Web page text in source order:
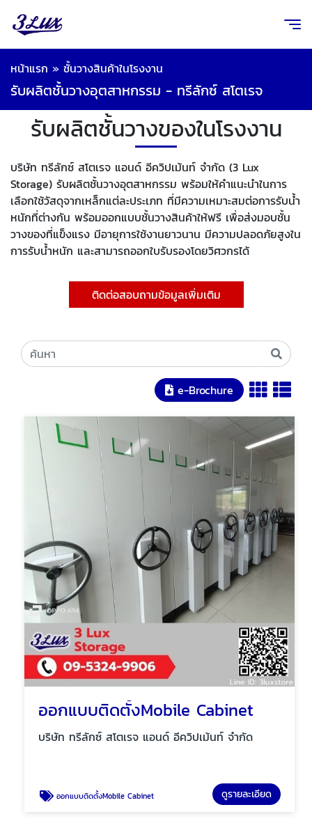
หน้าแรก » ชั้นวางสินค้าในโรงงาน
รับผลิตชั้นวางอุตสาหกรรม - ทรีลักซ์ สโตเรจ
รับผลิตชั้นวางของในโรงงาน
บริษัท ทรีลักซ์ สโตเรจ แอนด์ อีควิปเม้นท์ จำกัด (3 Lux
Storage) รับผลิตชั้นวางอุตสาหกรรม พร้อมให้คำแนะนำในการ
เลือกใช้วัสดุจากเหล็กแต่ละประเภท ที่มีความเหมาะสมต่อการรับน้ำ
หนักที่ต่างกัน พร้อมออกแบบชั้นวางสินค้าให้ฟรี เพื่อส่งมอบชั้น
วางของที่แข็งแรง มีอายุการใช้งานยาวนาน มีความปลอดภัยสูงใน
การรับน้ำหนัก และสามารถออกใบรับรองโดยวิศวกรได้
ติดต่อสอบถามข้อมูลเพิ่มเติม
e-Brochure
ออกแบบติดตั้งMobile Cabinet
บริษัท ทรีลักซ์ สโตเรจ แอนด์ อีควิปเม้นท์ จำกัด
ออกแบบติดตั้งMobile Cabinet ดูรายละเอียด